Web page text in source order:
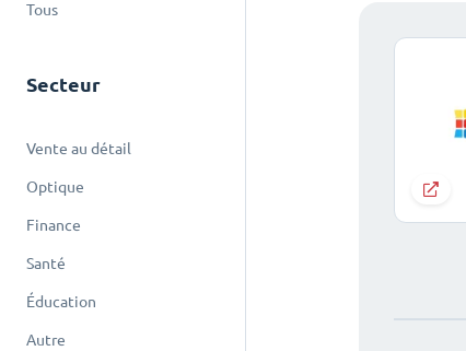
Tous
Secteur
Vente au détail
Optique
Finance
Santé
Éducation
Autre